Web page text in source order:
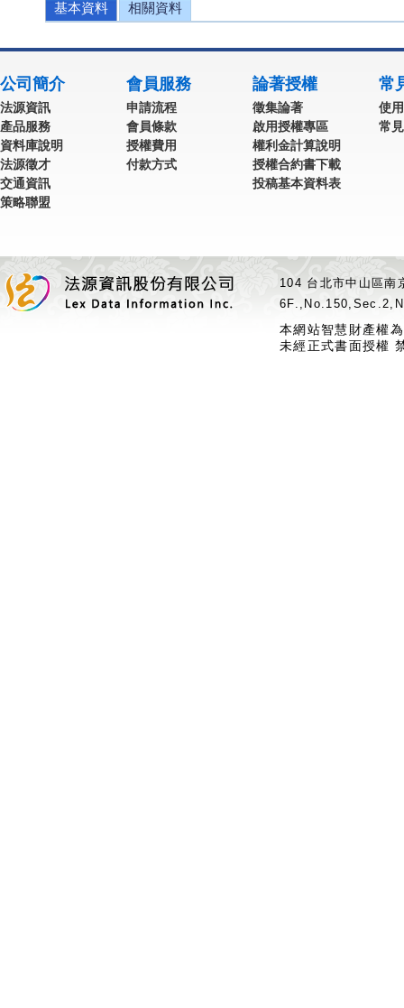
基本資料 相關資料
公司簡介
法源資訊
產品服務
資料庫說明
法源徵才
交通資訊
策略聯盟
會員服務
申請流程
會員條款
授權費用
付款方式
論著授權
徵集論著
啟用授權專區
權利金計算說明
授權合約書下載
投稿基本資料表
常
使
常
104 台北市中山區
本網站智慧財產權
未經正式書面授權